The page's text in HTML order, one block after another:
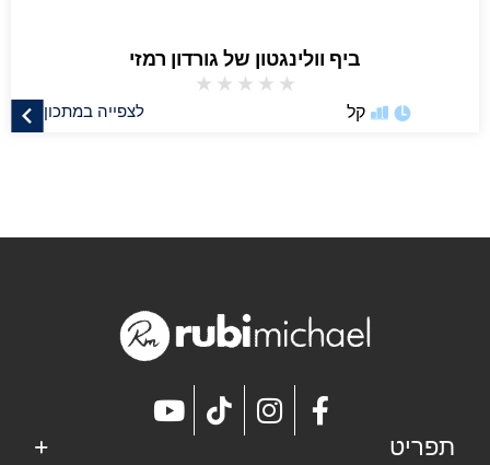
ביף וולינגטון של גורדון רמזי
★
★
★
★
★
לצפייה במתכון קל
תפריט